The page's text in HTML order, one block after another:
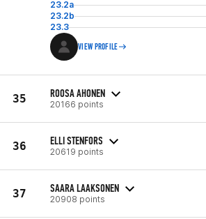
23.2a
23.2b
23.3
VIEW PROFILE
35 ROOSA AHONEN
20166 points
36 ELLI STENFORS
20619 points
37 SAARA LAAKSONEN
20908 points